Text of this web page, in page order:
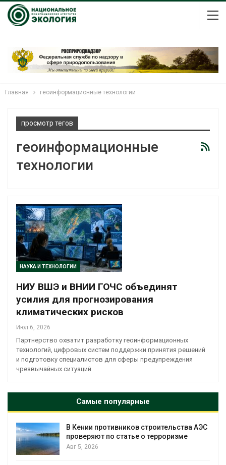
Главная геоинформационные технологии
просмотр тегов
геоинформационные
технологии
НАУКА И ТЕХНОЛОГИИ
НИУ ВШЭ и ВНИИ ГОЧС объединят
усилия для прогнозирования
климатических рисков
Июл 6, 2026
Партнерство охватит разработку геоинформационных
технологий, цифровых систем поддержки принятия решений
и подготовку специалистов для сферы предупреждения
чрезвычайных ситуаций
Самые популярные
В Кении противников строительства АЭС
проверяют по статье о терроризме
Авг 5, 2026